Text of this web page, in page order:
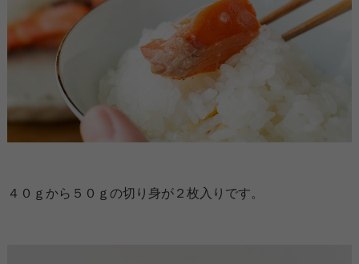
４０ｇから５０ｇの切り身が２枚入りです。